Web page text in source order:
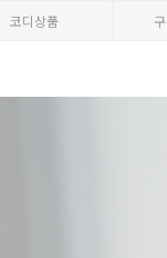
코디상품